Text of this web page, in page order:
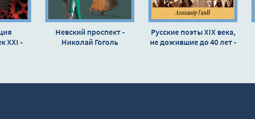
Андреевич Иванов
Васильевич Гоголь
Васильевич Гоголь
III. В. В. Вейдле. \
XXI -
Невский проспект -
Николай Гоголь
Русские поэты XIX века,
не дожившие до 40 лет -